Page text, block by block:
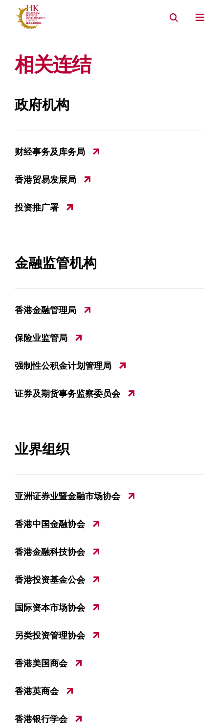
相关连结
政府机构
财经事务及库务局
香港贸易发展局
投资推广署
金融监管机构
香港金融管理局
保险业监管局
强制性公积金计划管理局
证券及期货事务监察委员会
业界组织
亚洲证券业暨金融市场协会
香港中国金融协会
香港金融科技协会
香港投资基金公会
国际资本市场协会
另类投资管理协会
香港美国商会
香港英商会
香港银行学会